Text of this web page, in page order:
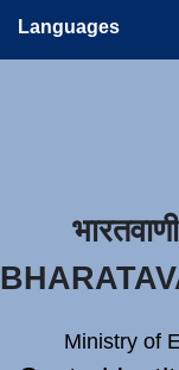
Languages
भारतवाणी
Ministry of